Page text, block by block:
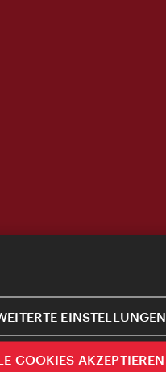
EINSTELLUNGEN
COOKIES AKZEPTIEREN